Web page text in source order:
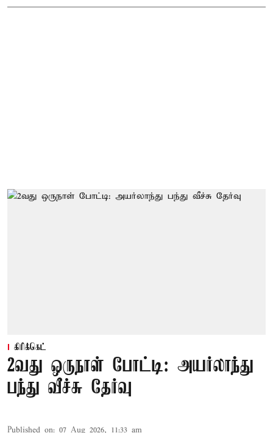
கிரிக்கெட்
2வது ஒருநாள் போட்டி: அயர்லாந்து
பந்து வீச்சு தேர்வு
Published on: 07 Aug 2026, 11:33 am